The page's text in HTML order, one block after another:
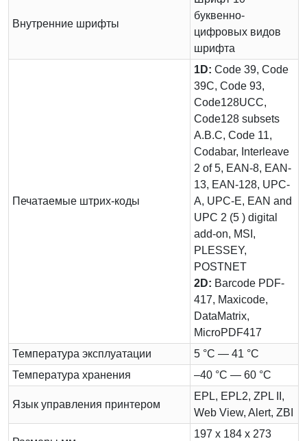
Внутренние шрифты
буквенно-
цифровых видов
шрифта
Печатаемые штрих-коды
1D: Сode 39, Code
39C, Code 93,
Code128UCC,
Code128 subsets
A.B.C, Code 11,
Codabar, Interleave
2 of 5, EAN-8, EAN-
13, EAN-128, UPC-
A, UPC-E, EAN and
UPC 2 (5 ) digital
add-on, MSI,
PLESSEY,
POSTNET
2D: Barcode PDF-
417, Maxicode,
DataMatrix,
MicroPDF417
Температура эксплуатации
5 °С — 41 °С
Температура хранения
–40 °С — 60 °С
Язык управления принтером
EPL, EPL2, ZPL II,
Web View, Alert, ZBI
197 х 184 х 273